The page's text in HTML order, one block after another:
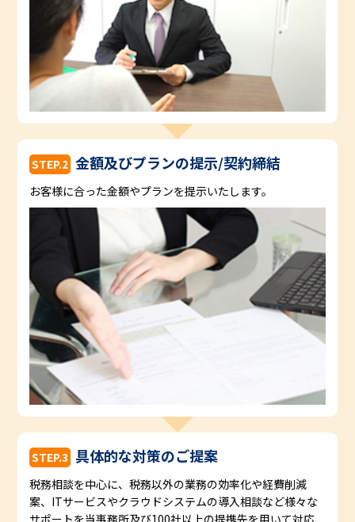
STEP.2 金額及びプランの提示/契約締結
お客様に合った金額やプランを提示いたします。
STEP.3 具体的な対策のご提案
税務相談を中心に、税務以外の業務の効率化や経費削減
案、ITサービスやクラウドシステムの導入相談など様々な